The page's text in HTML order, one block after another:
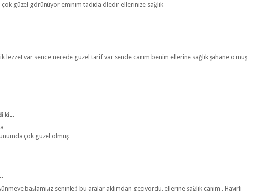
güzel görünüyor eminim tadıda öledir ellerinize sağlık
lezzet var sende nerede güzel tarif var sende canım benim ellerine sağlık şahane olmuş
ki...
çok güzel olmuş
başlamışız seninle:) bu aralar aklımdan geçiyordu. ellerine sağlık canım . Hayırlı